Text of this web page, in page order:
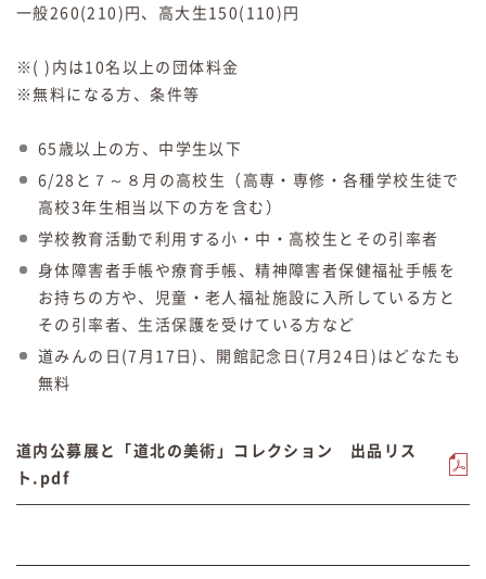
一般260(210)円、高大生150(110)円
※( )内は10名以上の団体料金
※無料になる方、条件等
65歳以上の方、中学生以下
6/28と７～８月の高校生（高専・専修・各種学校生徒で
高校3年生相当以下の方を含む）
学校教育活動で利用する小・中・高校生とその引率者
身体障害者手帳や療育手帳、精神障害者保健福祉手帳を
お持ちの方や、児童・老人福祉施設に入所している方と
その引率者、生活保護を受けている方など
道みんの日(7月17日)、開館記念日(7月24日)はどなたも
無料
道内公募展と「道北の美術」コレクション 出品リス
ト.pdf